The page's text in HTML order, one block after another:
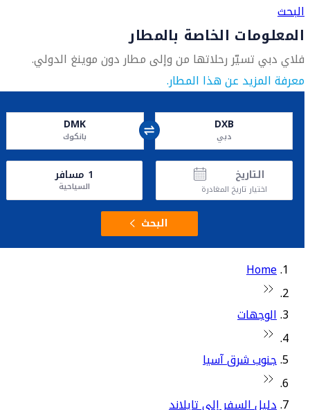
البحث
المعلومات الخاصة بالمطار
فلاي دبي تسيّر رحلاتها من وإلى مطار دون موينغ الدولي.
معرفة المزيد عن هذا المطار.
DXB
دبي
DMK
بانكوك
التاريخ
اختيار تاريخ المغادرة
1 مسافر
السياحية
البحث
Home
الوجهات
جنوب شرق آسيا
دليل السفر إلى تايلاند